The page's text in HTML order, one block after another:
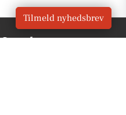
Nyborg
Tilmeld nyhedsbrev